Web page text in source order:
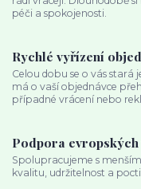
péči a spokojenosti.
Rychlé vyřízení
Celou dobu se o vás
má o vaší objednávce
případné vrácení nebo
Podpora
Spolupracujeme s
kvalitu, udržitelnost a